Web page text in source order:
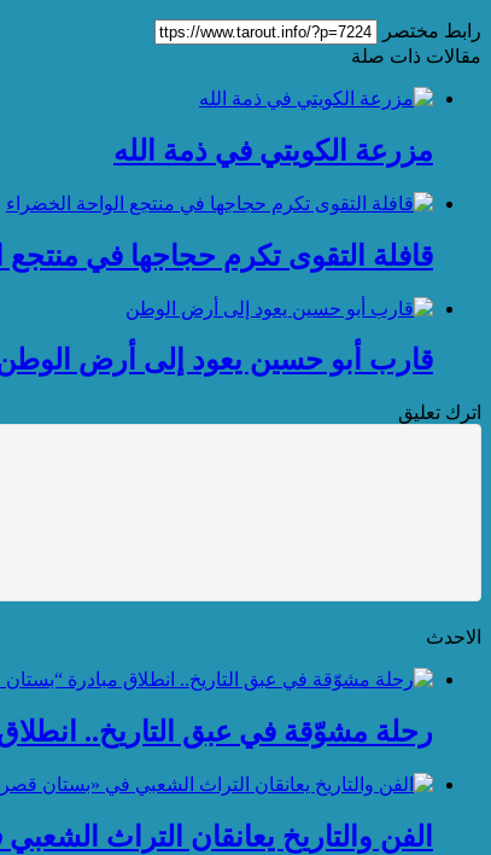
رابط مختصر
مقالات ذات صلة
مزرعة الكويتي في ذمة الله
قافلة التقوى تكرم حجاجها في منتجع
قارب أبو حسين يعود إلى أرض
اترك تعليق
الاحدث
رحلة مشوّقة في عبق التاريخ..
الفن والتاريخ يعانقان التراث